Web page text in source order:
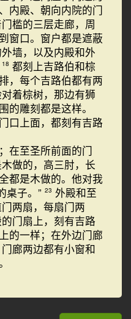
内殿、朝向内院的门
槛的三层走廊，周
窗口。窗户都是遮蔽
墙，以及内殿和外
18 都刻上吉路伯和棕
，每个吉路伯都有两
着棕树，那边有狮
的雕刻都是这样。
口上面，都刻有吉路
在至圣所前面的门
做的，高三肘，长
都是木做的。他对我
桌子。” 23 外殿和至
两扇，每扇门两
门扇上，刻有吉路
的一样；在外边门廊
门廊两边都有小窗和